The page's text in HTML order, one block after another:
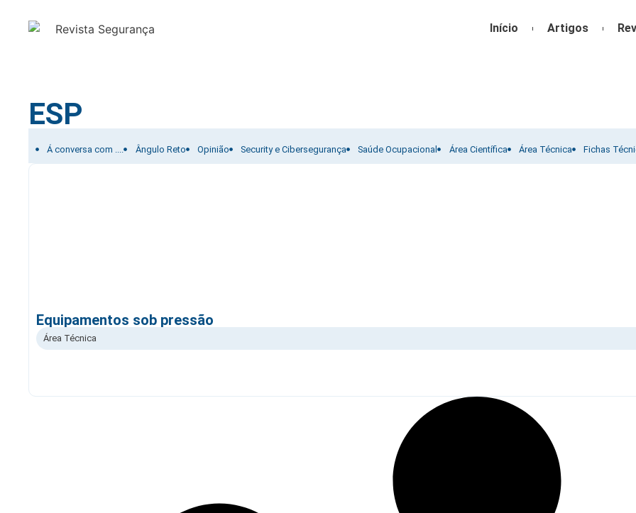
Início Artigos
ESP
Filtrar por:
Á conversa com .... Ângulo Reto Opinião Security e Cibersegurança Saúde Ocupacional Área Científica Área Técnica Fichas
Equipamentos sob pressão
Área Técnica